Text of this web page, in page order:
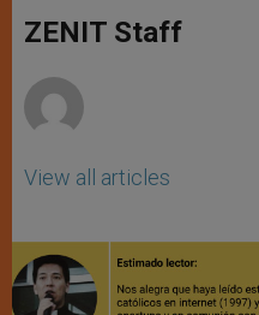
p
p
g
e
o
k
ZENIT Staff
View all articles